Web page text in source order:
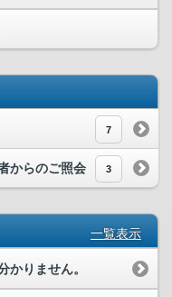
7
からのご照会 3
一覧表示
かりません。